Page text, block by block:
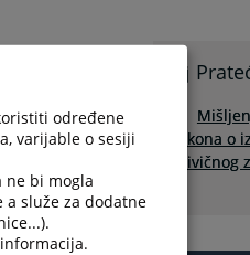
zakona
Krivičnog
određene
varijable o sesiji
ne bi mogla
služe za dodatne